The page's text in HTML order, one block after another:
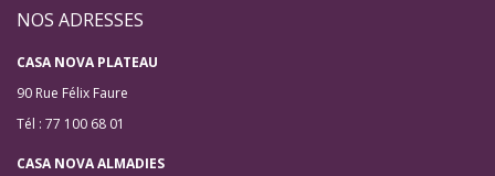
NOS ADRESSES
CASA NOVA PLATEAU
90 Rue Félix Faure
Tél : 77 100 68 01
CASA NOVA ALMADIES